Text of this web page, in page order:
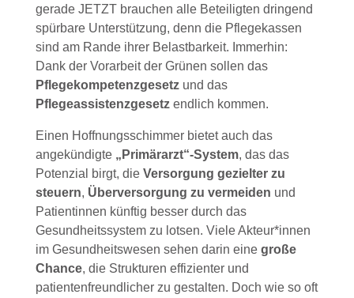
gerade JETZT brauchen alle Beteiligten dringend
spürbare Unterstützung, denn die Pflegekassen
sind am Rande ihrer Belastbarkeit. Immerhin:
Dank der Vorarbeit der Grünen sollen das
Pflegekompetenzgesetz und das
Pflegeassistenzgesetzendlich kommen.
Einen Hoffnungsschimmer bietet auch das
angekündigte „Primärarzt“-System, das das
Potenzial birgt, die Versorgung gezielter zu
steuern, Überversorgung zu vermeiden und
Patientinnen künftig besser durch das
Gesundheitssystem zu lotsen. Viele Akteur*innen
im Gesundheitswesen sehen darin eine große
Chance, die Strukturen effizienter und
patientenfreundlicher zu gestalten. Doch wie so oft